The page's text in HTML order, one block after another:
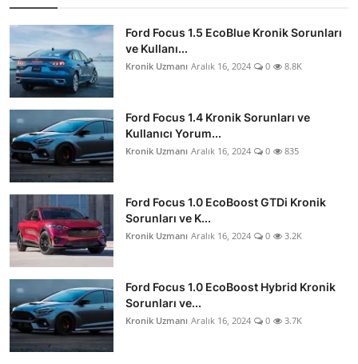
Ford Focus 1.5 EcoBlue Kronik Sorunları
ve Kullanı...
Kronik Uzmanı Aralık 16, 2024 0 8.8K
Ford Focus 1.4 Kronik Sorunları ve
Kullanıcı Yorum...
Kronik Uzmanı Aralık 16, 2024 0 835
Ford Focus 1.0 EcoBoost GTDi Kronik
Sorunları ve K...
Kronik Uzmanı Aralık 16, 2024 0 3.2K
Ford Focus 1.0 EcoBoost Hybrid Kronik
Sorunları ve...
Kronik Uzmanı Aralık 16, 2024 0 3.7K